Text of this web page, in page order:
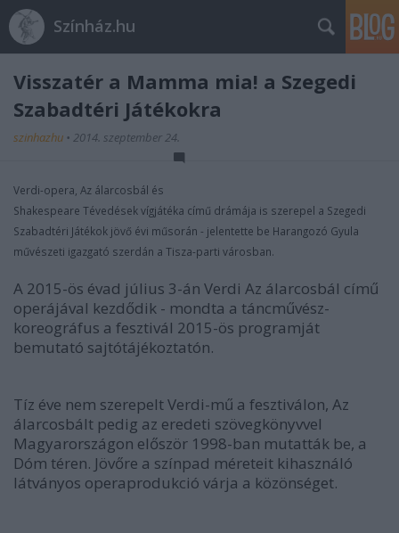
Színház.hu
Visszatér a Mamma mia! a Szegedi
Szabadtéri Játékokra
szinhazhu • 2014. szeptember 24.
Verdi-opera, Az álarcosbál és
Shakespeare Tévedések vígjátéka című drámája is szerepel a Szegedi
Szabadtéri Játékok jövő évi műsorán - jelentette be Harangozó Gyula
művészeti igazgató szerdán a Tisza-parti városban.
A 2015-ös évad július 3-án Verdi Az álarcosbál című
operájával kezdődik - mondta a táncművész-
koreográfus a fesztivál 2015-ös programját
bemutató sajtótájékoztatón.
Tíz éve nem szerepelt Verdi-mű a fesztiválon, Az
álarcosbált pedig az eredeti szövegkönyvvel
Magyarországon először 1998-ban mutatták be, a
Dóm téren. Jövőre a színpad méreteit kihasználó
látványos operaprodukció várja a közönséget.